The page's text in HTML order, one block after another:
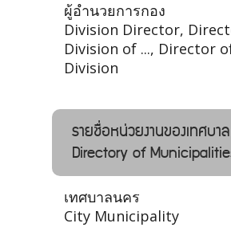
ผู้อำนวยการกอง
Division Director,
Division of ..., Director
Division
รายชื่อหน่วยงานของเทศบา
Directory of
เทศบาลนคร
City Municipality